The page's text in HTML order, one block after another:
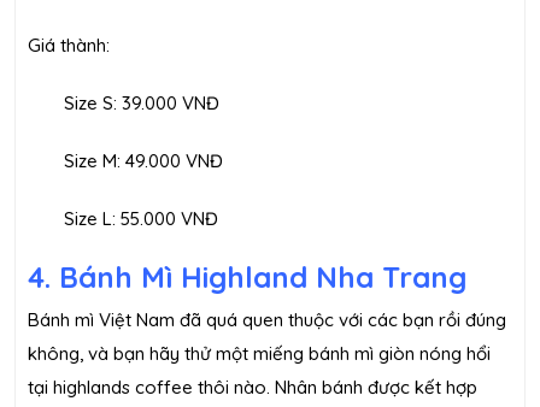
Giá thành:
Size S: 39.000 VNĐ
Size M: 49.000 VNĐ
Size L: 55.000 VNĐ
4. Bánh Mì Highland Nha Trang
Bánh mì Việt Nam đã quá quen thuộc với các bạn rồi đúng
không, và bạn hãy thử một miếng bánh mì giòn nóng hổi
tại highlands coffee thôi nào. Nhân bánh được kết hợp